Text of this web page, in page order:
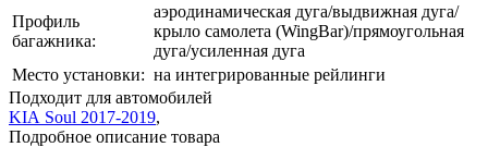
Профиль
багажника:
аэродинамическая дуга/выдвижная дуга/
крыло самолета (WingBar)/прямоугольная
дуга/усиленная дуга
Место установки: на интегрированные рейлинги
Подходит для автомобилей
KIA Soul 2017-2019,
Подробное описание товара